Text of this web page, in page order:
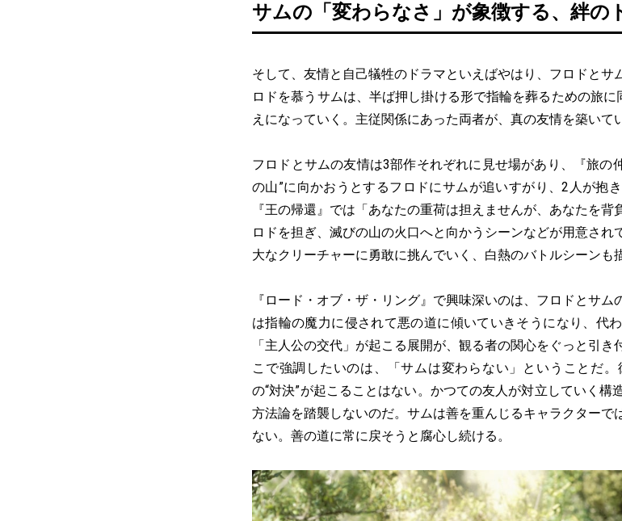
サムの「変わらなさ」が象徴する、絆の
そして、友情と自己犠牲のドラマといえばやはり、フロドとサ
ロドを慕うサムは、半ば押し掛ける形で指輪を葬るための旅に
えになっていく。主従関係にあった両者が、真の友情を築いて
フロドとサムの友情は3部作それぞれに見せ場があり、『旅の
の山”に向かおうとするフロドにサムが追いすがり、2人が抱
『王の帰還』では「あなたの重荷は担えませんが、あなたを
ロドを担ぎ、滅びの山の火口へと向かうシーンなどが用意さ
大なクリーチャーに勇敢に挑んでいく、白熱のバトルシーンも
『ロード・オブ・ザ・リング』で興味深いのは、フロドとサ
は指輪の魔力に侵されて悪の道に傾いていきそうになり、代
「主人公の交代」が起こる展開が、観る者の関心をぐっと引
こで強調したいのは、「サムは変わらない」ということだ
の“対決”が起こることはない。かつての友人が対立していく
方法論を踏襲しないのだ。サムは善を重んじるキャラクターで
ない。善の道に常に戻そうと腐心し続ける。